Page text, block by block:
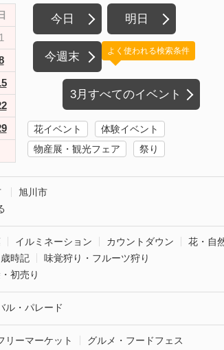
今日 明日
今週末
3月すべてのイベント
よく使われる検索条件
花イベント
体験イベント
物産展・観光フェア
祭り
旭川市
イルミネーション カウントダウン
花・自
時記
味覚狩り・フルーツ狩り
初売り
ル・パレード
リーマーケット
グルメ・フードフェス